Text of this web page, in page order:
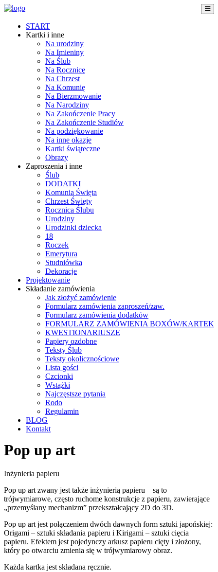
START
Kartki i inne
Na urodziny
Na Imieniny
Na Ślub
Na Rocznicę
Na Chrzest
Na Komunię
Na Bierzmowanie
Na Narodziny
Na Zakończenie Pracy
Na Zakończenie Studiów
Na podziękowanie
Na inne okazje
Kartki świąteczne
Obrazy
Zaproszenia i inne
Ślub
DODATKI
Komunia Święta
Chrzest Święty
Rocznica Ślubu
Urodziny
Urodzinki dziecka
18
Roczek
Emerytura
Studniówka
Dekoracje
Projektowanie
Składanie zamówienia
Jak złożyć zamówienie
Formularz zamówienia zaproszeń/zaw.
Formularz zamówienia dodatków
FORMULARZ ZAMÓWIENIA BOXÓW/KARTEK
KWESTIONARIUSZE
Papiery ozdobne
Teksty Ślub
Teksty okolicznościowe
Lista gości
Czcionki
Wstążki
Najczęstsze pytania
Rodo
Regulamin
BLOG
Kontakt
Pop up art
Inżynieria papieru
Pop up art zwany jest także inżynierią papieru – są to
trójwymiarowe, często ruchome konstrukcje z papieru, zawierające
„przemyślany mechanizm” przekształcający 2D do 3D.
Pop up art jest połączeniem dwóch dawnych form sztuki japońskiej:
Origami – sztuki składania papieru i Kirigami – sztuki cięcia
papieru. Efektem jest pojedynczy arkusz papieru cięty i złożony,
który po otwarciu zmienia się w trójwymiarowy obraz.
Każda kartka jest składana ręcznie.